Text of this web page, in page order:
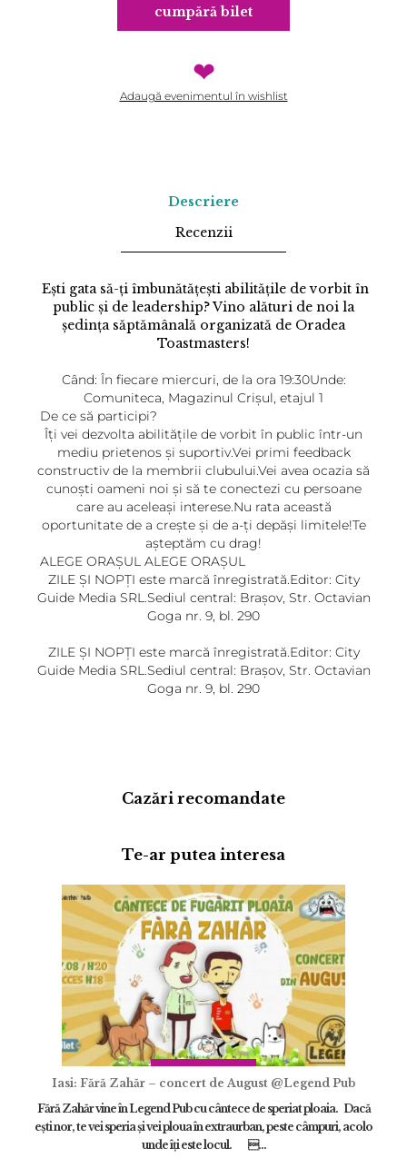
cumpără bilet
❤
Adaugă evenimentul în wishlist
Descriere
Recenzii
Ești gata să-ți îmbunătățești abilitățile de vorbit în
public și de leadership? Vino alături de noi la
ședința săptămânală organizată de Oradea
Toastmasters!
Când: În fiecare miercuri, de la ora 19:30Unde:
Comuniteca, Magazinul Crișul, etajul 1
De ce să participi?
Îți vei dezvolta abilitățile de vorbit în public într-un
mediu prietenos și suportiv.Vei primi feedback
constructiv de la membrii clubului.Vei avea ocazia să
cunoști oameni noi și să te conectezi cu persoane
care au aceleași interese.Nu rata această
oportunitate de a crește și de a-ți depăși limitele!Te
așteptăm cu drag!
ALEGE ORAȘUL ALEGE ORAȘUL
ZILE ȘI NOPȚI este marcă înregistrată.Editor: City
Guide Media SRL.Sediul central: Brașov, Str. Octavian
Goga nr. 9, bl. 290
ZILE ȘI NOPȚI este marcă înregistrată.Editor: City
Guide Media SRL.Sediul central: Brașov, Str. Octavian
Goga nr. 9, bl. 290
Adaugă review
ÎNCARCA IMAGINI
Cazări recomandate
Te-ar putea interesa
Iasi: Fără Zahăr – concert de August @Legend Pub
Fără Zahăr vine în Legend Pub cu cântece de speriat ploaia. Dacă
eşti nor, te vei speria şi vei ploua în extraurban, peste câmpuri, acolo
unde îţi este locul. ...